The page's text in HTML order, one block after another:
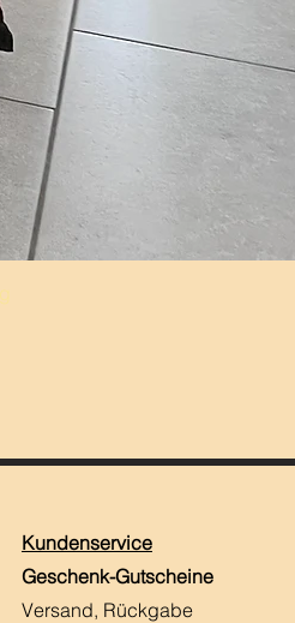
Kundenservice
Geschenk-Gutscheine
Versand, Rückgabe